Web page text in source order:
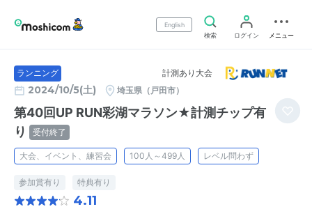
English
検索
ログイン メニュー
ランニング 計測あり大会
2024/10/5(土) 埼玉県（戸田市）
第40回UP RUN彩湖マラソン★計測チップ有
り
受付終了
大会、イベント、練習会 100人～499人 レベル問わず
参加賞有り 特典有り
4.11